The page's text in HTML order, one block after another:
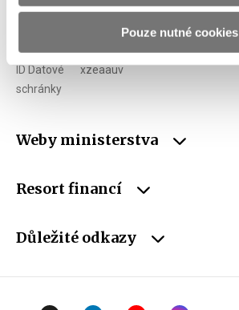
Pouze nutné cookies
IČO 00006947
CZ00006947
ID Datové
schránky
xzeaauv
Weby ministerstva
Resort financí
Důležité odkazy